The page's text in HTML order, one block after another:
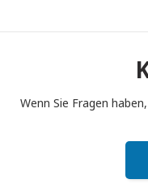
Postkasten einwerfen.
Ihnen Gebühren
Wenn Sie Fragen